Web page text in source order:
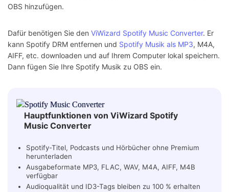
OBS hinzufügen.
Dafür benötigen Sie den ViWizard Spotify Music Converter. Er
kann Spotify DRM entfernen und Spotify Musik als MP3, M4A,
AIFF, etc. downloaden und auf Ihrem Computer lokal speichern.
Dann fügen Sie Ihre Spotify Musik zu OBS ein.
Hauptfunktionen von ViWizard Spotify
Music Converter
Spotify-Titel, Podcasts und Hörbücher ohne Premium
herunterladen
Ausgabeformate MP3, FLAC, WAV, M4A, AIFF, M4B
verfügbar
Audioqualität und ID3-Tags bleiben zu 100 % erhalten